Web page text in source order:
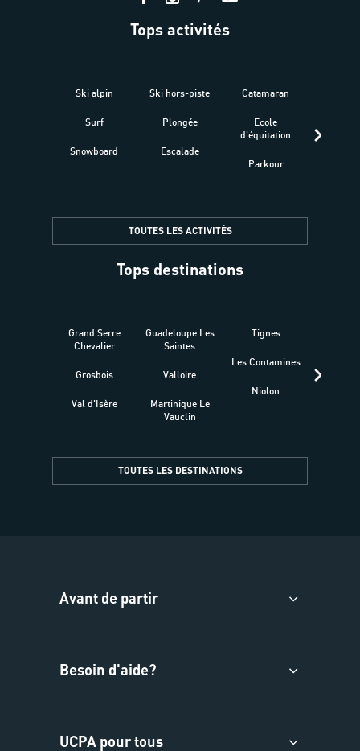
Tops activités
Ski alpin
Surf
Snowboard
Ski hors-piste
Plongée
Escalade
Catamaran
Ecole
d'équitation
Parkour
TOUTES LES ACTIVITÉS
Tops destinations
Grand Serre
Chevalier
Grosbois
Val d'Isère
Guadeloupe Les
Saintes
Valloire
Martinique Le
Vauclin
Tignes
Les Contamines
Niolon
TOUTES LES DESTINATIONS
Avant de partir
Besoin d'aide?
UCPA pour tous